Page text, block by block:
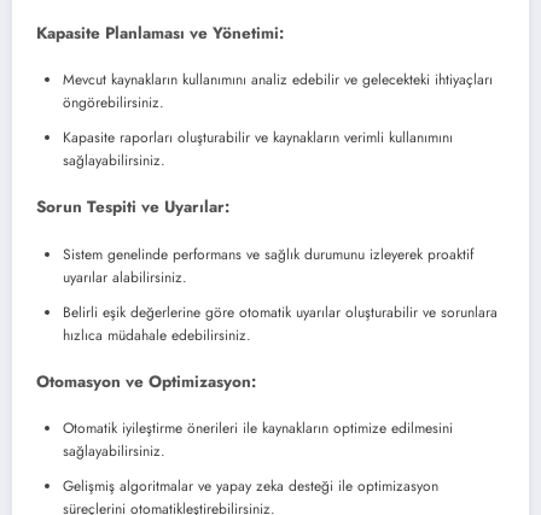
Kapasite Planlaması ve Yönetimi:
Mevcut kaynakların kullanımını analiz edebilir ve gelecekteki ihtiyaçları
öngörebilirsiniz.
Kapasite raporları oluşturabilir ve kaynakların verimli kullanımını
sağlayabilirsiniz.
Sorun Tespiti ve Uyarılar:
Sistem genelinde performans ve sağlık durumunu izleyerek proaktif
uyarılar alabilirsiniz.
Belirli eşik değerlerine göre otomatik uyarılar oluşturabilir ve sorunlara
hızlıca müdahale edebilirsiniz.
Otomasyon ve Optimizasyon:
Otomatik iyileştirme önerileri ile kaynakların optimize edilmesini
sağlayabilirsiniz.
Gelişmiş algoritmalar ve yapay zeka desteği ile optimizasyon
süreçlerini otomatikleştirebilirsiniz.